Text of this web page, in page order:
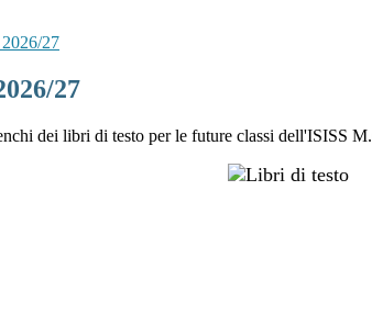
27
27
dei libri di testo per le future classi dell'ISISS